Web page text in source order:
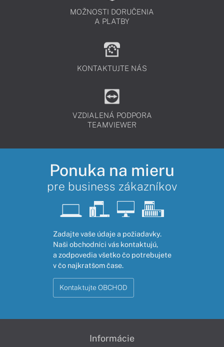
MOŽNOSTI DORUČENIA
A PLATBY
KONTAKTUJTE NÁS
VZDIALENÁ PODPORA
TEAMVIEWER
Ponuka na mieru
pre business zákazníkov
Zadajte vaše údaje a požiadavky.
Naši obchodníci vás kontaktujú,
a zodpovedia všetko čo potrebujete
v čo najkratšom čase.
Kontaktujte OBCHOD
Informácie